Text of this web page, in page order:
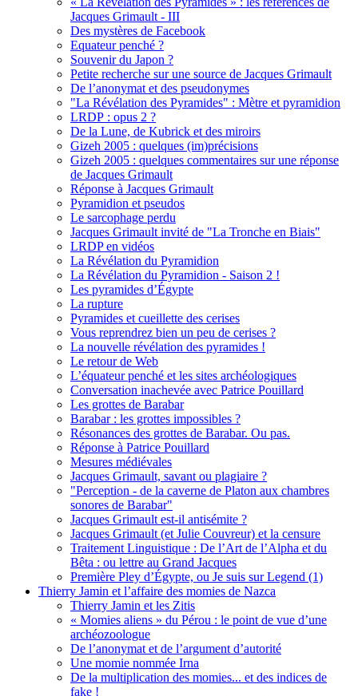
Jacques Grimault - III
Des mystères de Facebook
Equateur penché ?
Souvenir du Japon ?
Petite recherche sur une source de Jacques Grimault
De l’anonymat et des pseudonymes
"La Révélation des Pyramides" : Mètre et pyramidion
LRDP : opus 2 ?
De la Lune, de Kubrick et des miroirs
Gizeh 2005 : quelques (im)précisions
Gizeh 2005 : quelques commentaires sur une réponse
de Jacques Grimault
Réponse à Jacques Grimault
Pyramidion et pseudos
Le sarcophage perdu
Jacques Grimault invité de "La Tronche en Biais"
LRDP en vidéos
La Révélation du Pyramidion
La Révélation du Pyramidion - Saison 2 !
Les pyramides d’Égypte
La rupture
Pyramides et cueillette des cerises
Vous reprendrez bien un peu de cerises ?
La nouvelle révélation des pyramides !
Le retour de Web
L’équateur penché et les sites archéologiques
Conversation inachevée avec Patrice Pouillard
Les grottes de Barabar
Barabar : les grottes impossibles ?
Résonances des grottes de Barabar. Ou pas.
Réponse à Patrice Pouillard
Mesures médiévales
Jacques Grimault, savant ou plagiaire ?
"Perception - de la caverne de Platon aux chambres
sonores de Barabar"
Jacques Grimault est-il antisémite ?
Jacques Grimault (et Julie Couvreur) et la censure
Traitement Linguistique : De l’Art de l’Alpha et du
Bêta : ou lettre au Grand Jacques
Première Pley d’Égypte, ou Je suis sur Legend (1)
Thierry Jamin et l’affaire des momies de Nazca
Thierry Jamin et les Zitis
« Momies aliens » du Pérou : le point de vue d’une
archéozoologue
De l’anonymat et de l’argument d’autorité
Une momie nommée Irna
De la multiplication des momies... et des indices de
fake !